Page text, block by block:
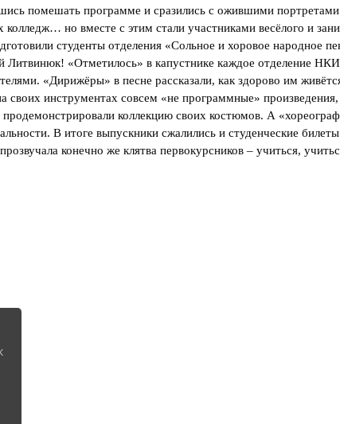
помешать программе и сразились с ожившими
но вместе с этим стали участниками весёлого и
студенты отделения «Сольное и хоровое народное
Литвинюк! «Отметилось» в капустнике каждое отделение
«Дирижёры» в песне рассказали, как здорово им
своих инструментах совсем «не программные»
коллекцию своих костюмов. А
В итоге выпускники сжалились и студенческие
конечно же клятва первокурсников – учиться,